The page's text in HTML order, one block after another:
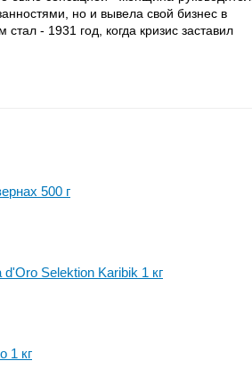
но и вывела свой бизнес в
- 1931 год, когда кризис заставил
500 г
Selektion Karibik 1 кг
1 кг